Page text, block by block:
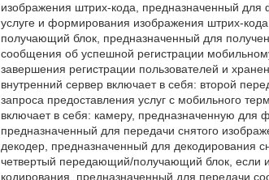
изображения штрих-кода, предназначенный
услуге и формирования изображения штрих-
получающий блок, предназначенный для
сообщения об успешной регистрации
завершения регистрации пользователей и
внутренний сервер включает в себя: второй
запроса предоставления услуг с мобильного
включает в себя: камеру, предназначенную
предназначенный для передачи снятого
декодер, предназначенный для декодирования
четвертый передающий/получающий блок, если
кодирования, предназначенный для передачи